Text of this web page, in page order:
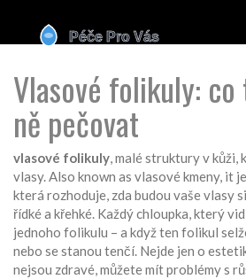
Vlasové folikuly:
ně pečovat
vlasové folikuly,malé struktury v kůži,
vlasy. Also known as vlasové kmeny, it
která rozhoduje, zda budou vaše vlasy
řídké a křehké. Každý chloupka, který
jednoho folikulu – a když ten folikul
nebo se stanou tenčí. Nejde jen o
nejsou zdravé, můžete mít problémy s